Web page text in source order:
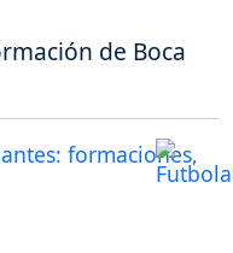
de Boca